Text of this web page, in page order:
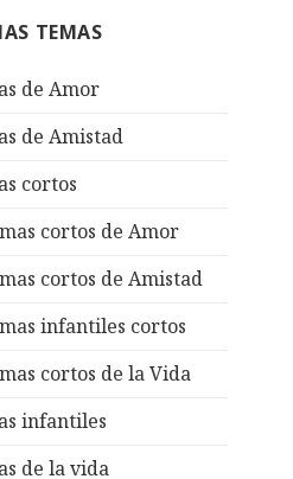
TEMAS
de Amor
de Amistad
cortos
cortos de Amor
cortos de Amistad
infantiles cortos
cortos de la Vida
infantiles
de la vida